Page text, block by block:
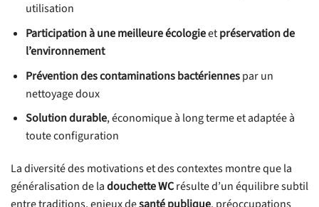
utilisation
Participation à une meilleure écologieetpréservation de
l’environnement
Prévention des contaminations bactériennespar un
nettoyage doux
Solution durable, économique à long terme et adaptée à
toute configuration
La diversité des motivations et des contextes montre que la
généralisation de ladouchette WCrésulte d’un équilibre subtil